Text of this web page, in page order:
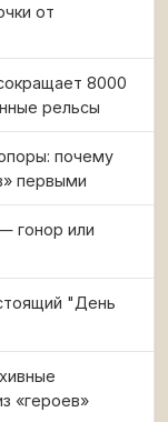
от
8000
рельсы
почему
первыми
гонор или
"День
«героев»